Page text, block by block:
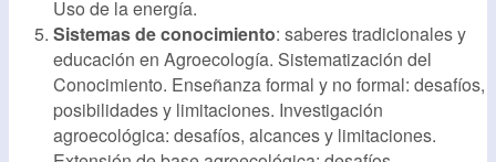
Uso de la energía.
Sistemas de conocimiento: saberes tradicionales y
educación en Agroecología. Sistematización del
Conocimiento. Enseñanza formal y no formal: desafíos,
posibilidades y limitaciones. Investigación
agroecológica: desafíos, alcances y limitaciones.